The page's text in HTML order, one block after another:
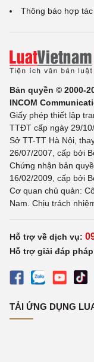
Thông báo hợp tác
Bản quyền © 2000-
INCOM
Giấy phép thiết lập
TTĐT cấp ngày 29/
Sở TT-TT Hà Nội,
26/07/2007, cấp bởi
Chứng nhận bản
16/02/2009, cấp bởi
Cơ quan chủ quản:
Nam. Chịu trách
Hỗ trợ về dịch vụ:
Hỗ trợ giải đáp
TẢI ỨNG DỤNG